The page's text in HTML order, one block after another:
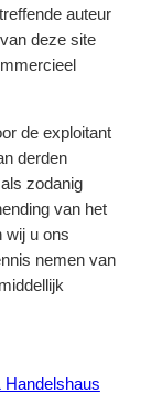
auteur
deze site
de exploitant
derden
zodanig
van het
wij u ons
nemen van